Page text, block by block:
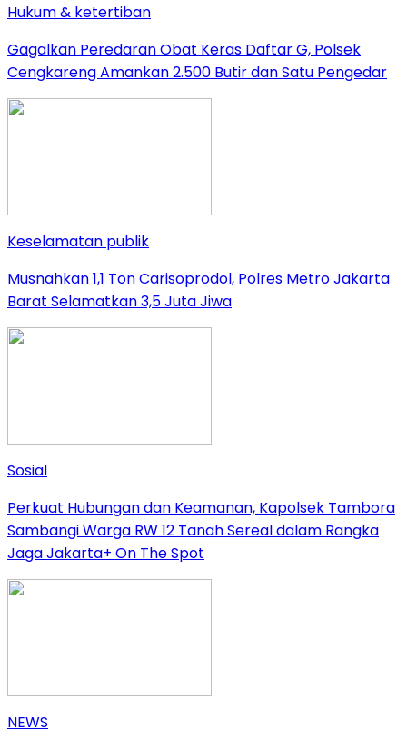
Hukum & ketertiban
Gagalkan Peredaran Obat Keras Daftar G, Polsek
Cengkareng Amankan 2.500 Butir dan Satu Pengedar
Keselamatan publik
Musnahkan 1,1 Ton Carisoprodol, Polres Metro Jakarta
Barat Selamatkan 3,5 Juta Jiwa
Sosial
Perkuat Hubungan dan Keamanan, Kapolsek Tambora
Sambangi Warga RW 12 Tanah Sereal dalam Rangka
Jaga Jakarta+ On The Spot
NEWS